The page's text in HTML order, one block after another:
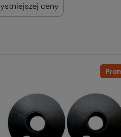
ceny